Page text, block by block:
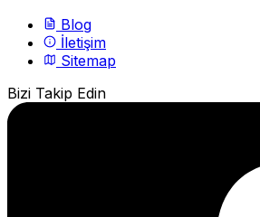
Blog
İletişim
Sitemap
Bizi Takip Edin